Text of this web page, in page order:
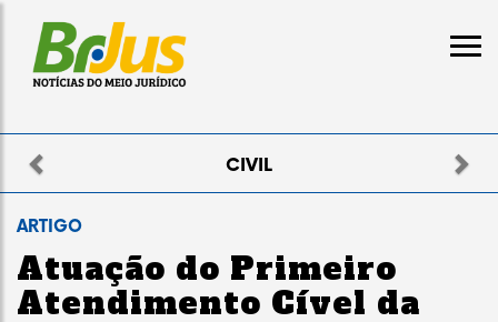
CIVIL
Previous
ARTIGO
Atuação do Primeiro
Atendimento Cível da